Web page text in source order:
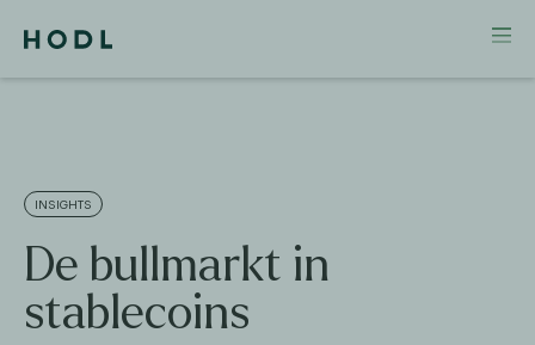
INSIGHTS
De bullmarkt in
stablecoins